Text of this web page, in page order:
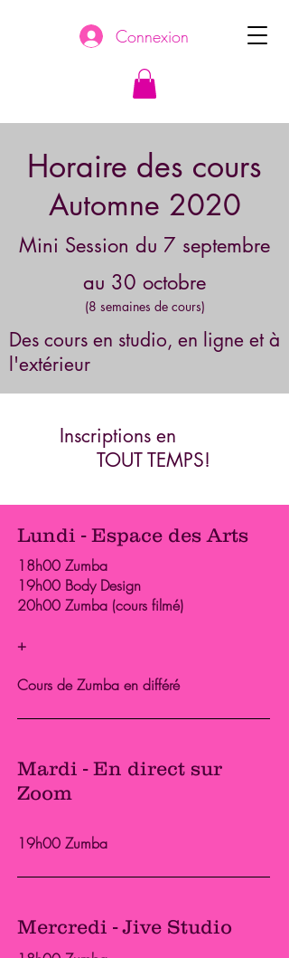
Connexion
Horaire des cours
Automne 2020
Mini Session du 7 septembre
au 30 octobre
(8 semaines de cours)
Des cours en studio, en ligne et à
l'extérieur
Inscriptions en
TOUT TEMPS!
Lundi - Espace des Arts
18h00 Zumba
19h00 Body Design
20h00 Zumba (cours filmé)
+
Cours de Zumba en différé
Mardi - En direct sur
Zoom
19h00 Zumba
Mercredi - Jive Studio